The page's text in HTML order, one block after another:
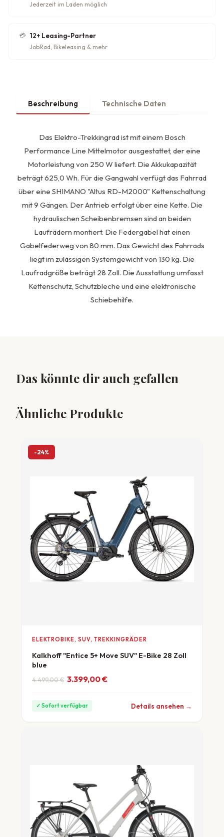
Jederzeit im Laden möglich
💳 12+ Leasing-Partner
JobRad, Bikeleasing & mehr
Beschreibung Technische Daten
Das Elektro-Trekkingrad ist mit einem Bosch
Performance Line Mittelmotor ausgestattet, der eine
Motorleistung von 250 W liefert. Die Akkukapazität
beträgt 625,0 Wh. Für die Gangwahl verfügt das Fahrrad
über eine SHIMANO "Altus RD-M2000" Kettenschaltung
mit 9 Gängen. Der Antrieb erfolgt über eine Kette. Die
hydraulischen Scheibenbremsen sind an beiden
Laufrädern montiert. Die Federgabel hat einen
Gabelfederweg von 80 mm. Das Gewicht des Fahrrads
liegt im zulässigen Systemgewicht von 130 kg. Die
Laufradgröße beträgt 28 Zoll. Die Ausstattung umfasst
Kettenschutz, Schutzbleche und eine elektronische
Schiebehilfe.
Das könnte dir auch gefallen
Ähnliche Produkte
-24%
ELEKTROBIKE, SUV, TREKKINGRÄDER
Kalkhoff "Entice 5+ Move SUV" E-Bike 28 Zoll
blue
4.499,00€
Ursprünglicher Preis war: 4.499,00 €
3.399,00€
Aktueller Preis ist: 3.399,00 €.
✓ Sofort verfügbar Details ansehen →